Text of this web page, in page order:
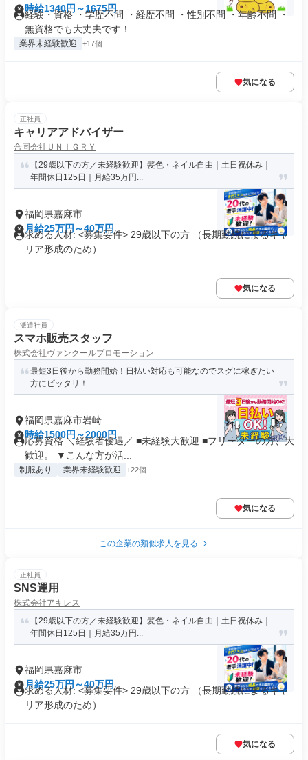
時給1340円～1675円
経験・資格 ・学歴不問 ・経歴不問 ・性別不問 ・年齢不問 ・
無資格でも大丈夫です！...
業界未経験歓迎 +17個
気になる
正社員
キャリアアドバイザー
合同会社ＵＮＩＧＲＹ
【29歳以下の方／未経験歓迎】髪色・ネイル自由｜土日祝休み｜
年間休日125日｜月給35万円...
福岡県嘉麻市
月給25万円～40万円
求める人材: <募集要件> 29歳以下の方 （長期勤続によるキャ
リア形成のため） ...
気になる
派遣社員
スマホ販売スタッフ
株式会社ヴァンクールプロモーション
最短3日後から勤務開始！日払い対応も可能なのでスグに稼ぎたい
方にピッタリ！
福岡県嘉麻市岩崎
時給1500円～2000円
応募資格 ＼経験者優遇／ ■未経験大歓迎 ■フリーターの方、大
歓迎。 ▼こんな方が活...
制服あり 業界未経験歓迎 +22個
気になる
この企業の類似求人を見る
正社員
SNS運用
株式会社アキレス
【29歳以下の方／未経験歓迎】髪色・ネイル自由｜土日祝休み｜
年間休日125日｜月給35万円...
福岡県嘉麻市
月給25万円～40万円
求める人材: <募集要件> 29歳以下の方 （長期勤続によるキャ
リア形成のため） ...
気になる